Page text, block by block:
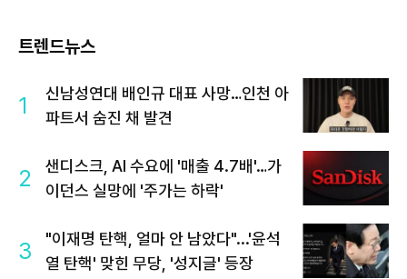
트렌드뉴스
1
신남성연대 배인규 대표 사망…인천 아
파트서 숨진 채 발견
2
샌디스크, AI 수요에 '매출 4.7배'…가
이던스 실망에 '주가는 하락'
3
"이재명 탄핵, 얼마 안 남았다"...'윤석
열 탄핵' 맞힌 무당, '성지글' 등장